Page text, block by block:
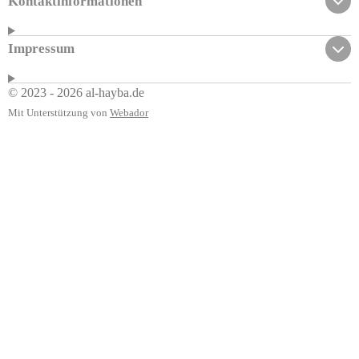
Impressum
© 2023 - 2026 al-hayba.de
Mit Unterstützung von Webador